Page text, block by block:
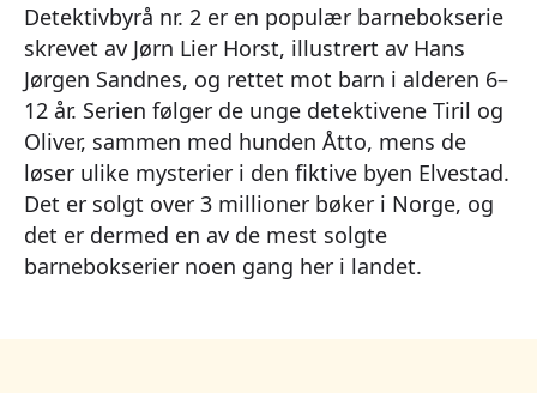
Detektivbyrå nr. 2 er en populær barnebokserie
skrevet av Jørn Lier Horst, illustrert av Hans
Jørgen Sandnes, og rettet mot barn i alderen 6–
12 år. Serien følger de unge detektivene Tiril og
Oliver, sammen med hunden Åtto, mens de
løser ulike mysterier i den fiktive byen Elvestad.
Det er solgt over 3 millioner bøker i Norge, og
det er dermed en av de mest solgte
barnebokserier noen gang her i landet.